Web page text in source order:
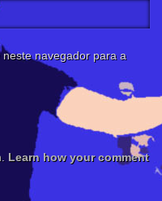
navegador para a
Learn how your comment